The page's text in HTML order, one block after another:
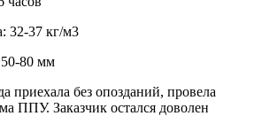
32-37 кг/м3
80 мм
приехала без опозданий, провела
ППУ. Заказчик остался доволен